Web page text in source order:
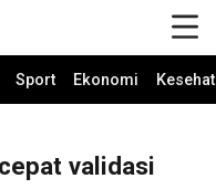
Sport Ekonomi
validasi